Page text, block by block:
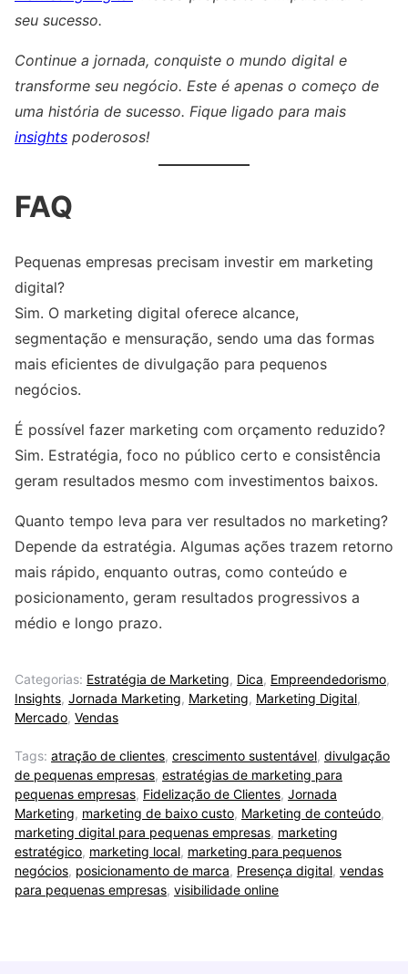
seu sucesso.
Continue a jornada, conquiste o mundo digital e
transforme seu negócio. Este é apenas o começo de
uma história de sucesso. Fique ligado para mais
insights poderosos!
FAQ
Pequenas empresas precisam investir em marketing
digital?
Sim. O marketing digital oferece alcance,
segmentação e mensuração, sendo uma das formas
mais eficientes de divulgação para pequenos
negócios.
É possível fazer marketing com orçamento reduzido?
Sim. Estratégia, foco no público certo e consistência
geram resultados mesmo com investimentos baixos.
Quanto tempo leva para ver resultados no marketing?
Depende da estratégia. Algumas ações trazem retorno
mais rápido, enquanto outras, como conteúdo e
posicionamento, geram resultados progressivos a
médio e longo prazo.
Categorias: Estratégia de Marketing, Dica, Empreendedorismo,
Insights, Jornada Marketing, Marketing, Marketing Digital,
Mercado, Vendas
Tags: atração de clientes, crescimento sustentável, divulgação
de pequenas empresas, estratégias de marketing para
pequenas empresas, Fidelização de Clientes, Jornada
Marketing, marketing de baixo custo, Marketing de conteúdo,
marketing digital para pequenas empresas, marketing
estratégico, marketing local, marketing para pequenos
negócios, posicionamento de marca, Presença digital, vendas
para pequenas empresas, visibilidade online